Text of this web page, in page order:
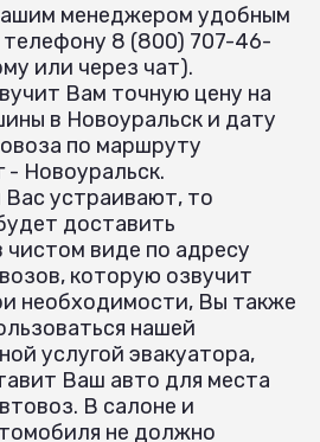
менеджером удобным
8 (800) 707-46-
или через чат).
Вам точную цену на
в Новоуральск и дату
по маршруту
- Новоуральск.
Вас устраивают, то
доставить
чистом виде по адресу
которую озвучит
необходимости, Вы также
нашей
услугой эвакуатора,
Ваш авто для места
В салоне и
не должно